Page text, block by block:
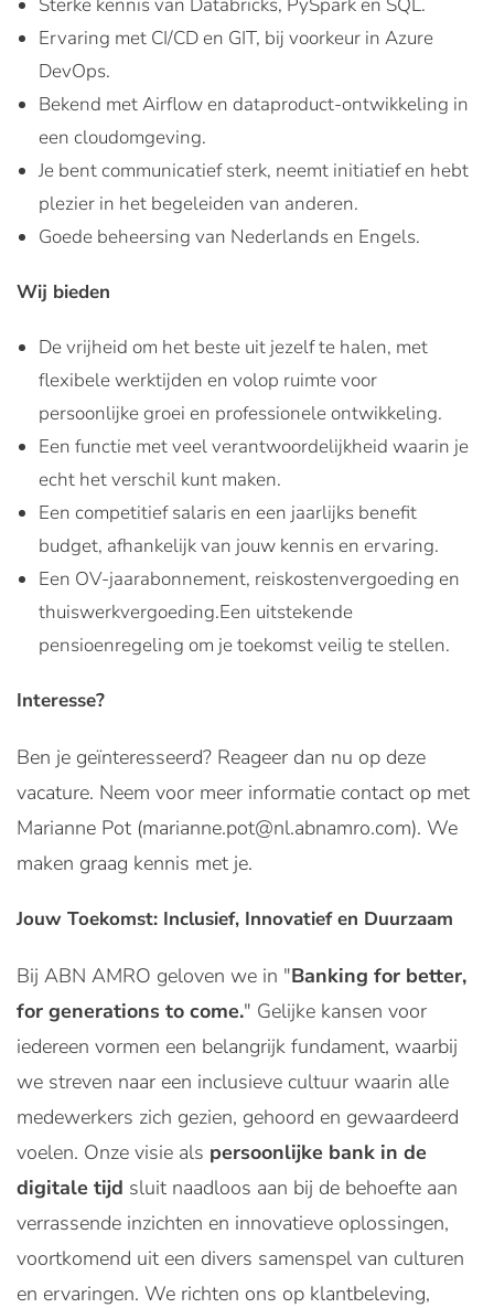
Ervaring met CI/CD en GIT, bij voorkeur in Azure
DevOps.
Bekend met Airflow en dataproduct-ontwikkeling in
een cloudomgeving.
Je bent communicatief sterk, neemt initiatief en hebt
plezier in het begeleiden van anderen.
Goede beheersing van Nederlands en Engels.
Wij bieden
De vrijheid om het beste uit jezelf te halen, met
flexibele werktijden en volop ruimte voor
persoonlijke groei en professionele ontwikkeling.
Een functie met veel verantwoordelijkheid waarin je
echt het verschil kunt maken.
Een competitief salaris en een jaarlijks benefit
budget, afhankelijk van jouw kennis en ervaring.
Een OV-jaarabonnement, reiskostenvergoeding en
thuiswerkvergoeding.Een uitstekende
pensioenregeling om je toekomst veilig te stellen.
Interesse?
Ben je geïnteresseerd? Reageer dan nu op deze
vacature. Neem voor meer informatie contact op met
Marianne Pot (marianne.pot@nl.abnamro.com). We
maken graag kennis met je.
Jouw Toekomst: Inclusief, Innovatief en Duurzaam
Bij ABN AMRO geloven we in "Banking for better,
for generations to come." Gelijke kansen voor
iedereen vormen een belangrijk fundament, waarbij
we streven naar een inclusieve cultuur waarin alle
medewerkers zich gezien, gehoord en gewaardeerd
voelen. Onze visie als persoonlijke bank in de
digitale tijd sluit naadloos aan bij de behoefte aan
verrassende inzichten en innovatieve oplossingen,
voortkomend uit een divers samenspel van culturen
en ervaringen. We richten ons op klantbeleving,